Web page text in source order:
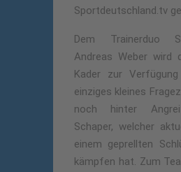
Sportdeutschland.tv
Dem Trainerduo
Andreas Weber wird
Kader zur
einziges kleines
noch hinter
Schaper, welcher
einem geprellten
kämpfen hat. Zum